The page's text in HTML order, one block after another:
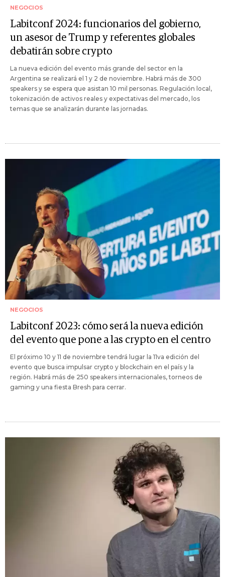
NEGOCIOS
Labitconf 2024: funcionarios del gobierno,
un asesor de Trump y referentes globales
debatirán sobre crypto
La nueva edición del evento más grande del sector en la
Argentina se realizará el 1 y 2 de noviembre. Habrá más de 300
speakers y se espera que asistan 10 mil personas. Regulación local,
tokenización de activos reales y expectativas del mercado, los
temas que se analizarán durante las jornadas.
NEGOCIOS
Labitconf 2023: cómo será la nueva edición
del evento que pone a las crypto en el centro
El próximo 10 y 11 de noviembre tendrá lugar la 11va edición del
evento que busca impulsar crypto y blockchain en el país y la
región. Habrá más de 250 speakers internacionales, torneos de
gaming y una fiesta Bresh para cerrar.